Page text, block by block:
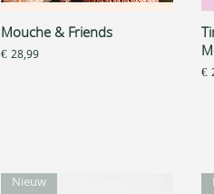
Snel overzicht
Mouche & Friends
Prijs
€ 28,99
€
Nieuw